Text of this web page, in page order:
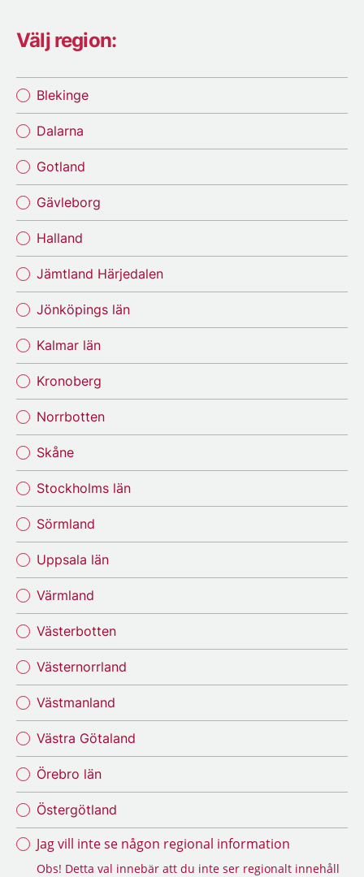
Välj region:
Blekinge
Dalarna
Gotland
Gävleborg
Halland
Jämtland Härjedalen
Jönköpings län
Kalmar län
Kronoberg
Norrbotten
Skåne
Stockholms län
Sörmland
Uppsala län
Värmland
Västerbotten
Västernorrland
Västmanland
Västra Götaland
Örebro län
Östergötland
Jag vill inte se någon regional information
Obs! Detta val innebär att du inte ser regionalt innehåll